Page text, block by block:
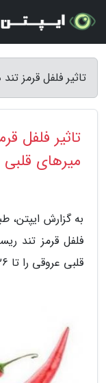
تاثیر فلفل قرمز
تاثیر فلفل
میرهای قلبی
به گزارش ایپتن،
فلفل قرمز تند
قلبی عروقی را تا 26 درصد کاهش می دهد.